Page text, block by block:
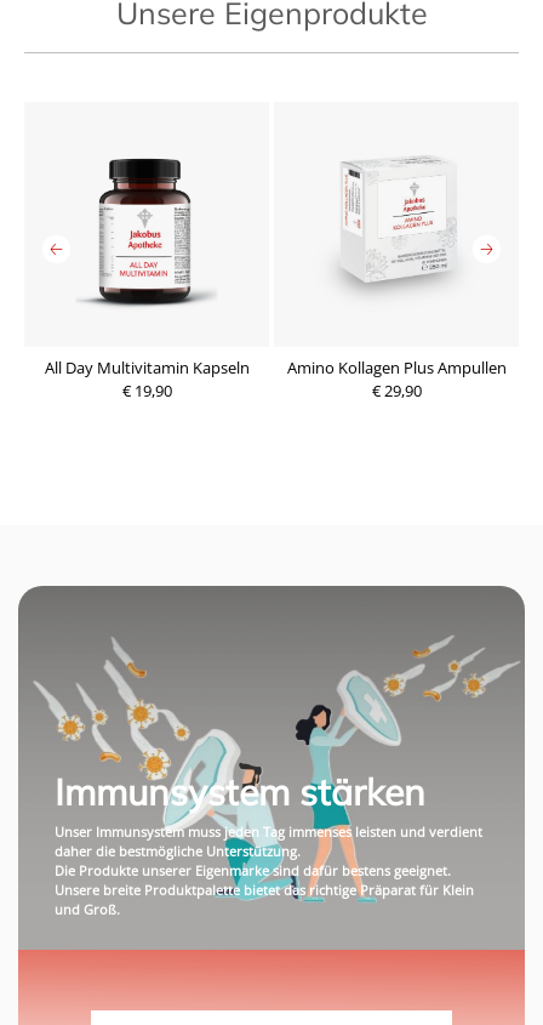
Unsere Eigenprodukte
All Day Multivitamin Kapseln
€ 19,90
Amino Kollagen Plus Ampullen
€ 29,90
P P
Immunsystem stärken
Unser Immunsystem muss jeden Tag immenses leisten und verdient
daher die bestmögliche Unterstützung.
Die Produkte unserer Eigenmarke sind dafür bestens geeignet.
Unsere breite Produktpalette bietet das richtige Präparat für Klein
und Groß.